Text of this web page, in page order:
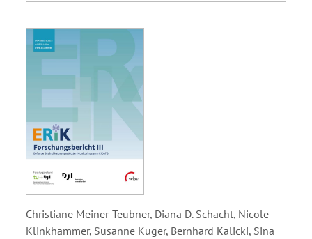
Christiane Meiner-Teubner, Diana D. Schacht, Nicole
Klinkhammer, Susanne Kuger, Bernhard Kalicki, Sina